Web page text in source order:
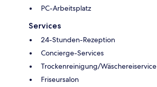
PC-Arbeitsplatz
Services
24-Stunden-Rezeption
Concierge-Services
Trockenreinigung/Wäschereiservice
Friseursalon